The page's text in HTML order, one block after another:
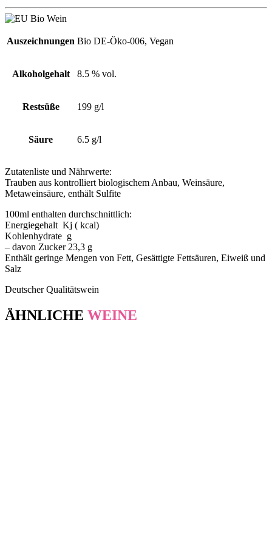
Auszeichnungen Bio DE-Öko-006, Vegan
Alkoholgehalt 8.5 % vol.
Restsüße 199 g/l
Säure 6.5 g/l
Zutatenliste und Nährwerte:
Trauben aus kontrolliert biologischem Anbau, Weinsäure,
Metaweinsäure, enthält Sulfite
100ml enthalten durchschnittlich:
Energiegehalt Kj ( kcal)
Kohlenhydrate g
– davon Zucker 23,3 g
Enthält geringe Mengen von Fett, Gesättigte Fettsäuren, Eiweiß und
Salz
Deutscher Qualitätswein
ÄHNLICHE WEINE